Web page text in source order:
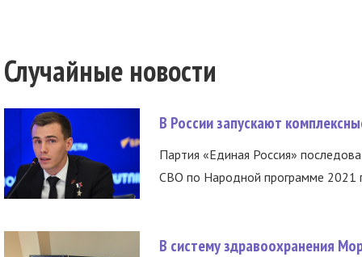
Случайные новости
В России запускают
Партия «Единая Россия»
СВО по Народной программе 2021
В систему здравоохранения